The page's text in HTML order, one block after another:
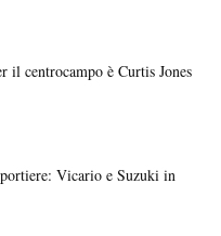
il centrocampo è Curtis Jones
Vicario e Suzuki in